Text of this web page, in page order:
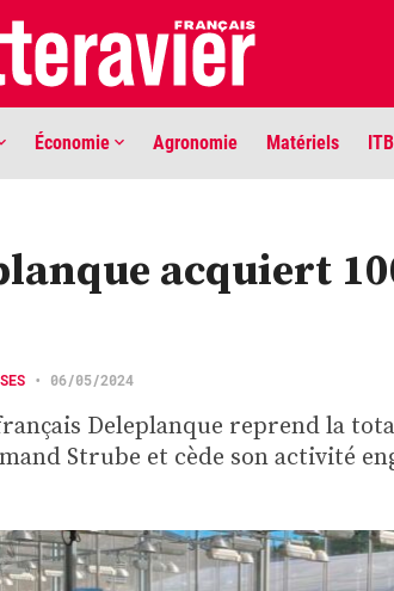
Économie Agronomie Matériels ITB
nous tiens …
LIGNE DE MIRE
Les louvetiers
acquiert
• 06/05/2024
Deleplanque reprend la
Strube et cède son activité